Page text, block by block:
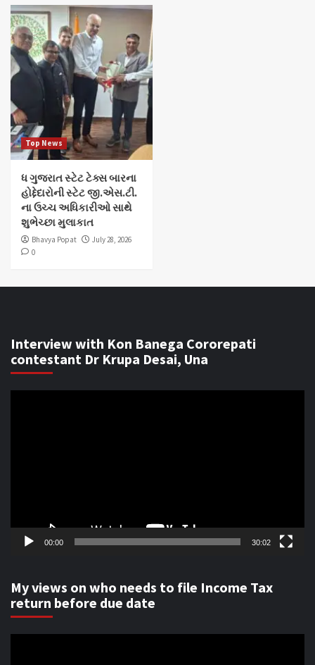
Top News
ધ ગુજરાત સ્ટેટ ટેક્સ બારના
હોદ્દેદારોની સ્ટેટ જી.એસ.ટી.
ના ઉચ્ચ અધિકારીઓ સાથે
શુભેચ્છા મુલાકાત
Bhavya Popat
July 28, 2026
0
Interview with Kon Banega Cororepati
contestant Dr Krupa Desai, Una
00:00 30:02
My views on who needs to file Income Tax
return before due date